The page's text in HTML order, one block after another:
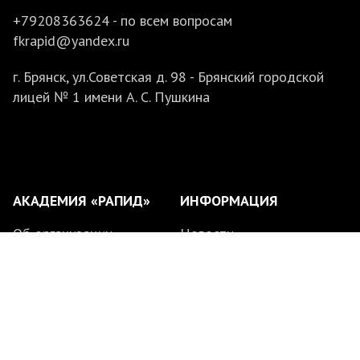
+79208363624 - по всем вопросам
fkrapid@yandex.ru
г. Брянск, ул.Советская д. 98 - Брянский городской
лицей № 1 имени А. С. Пушкина
АКАДЕМИЯ «РАПИД»
Об организации
ИНФОРМАЦИЯ
Новости